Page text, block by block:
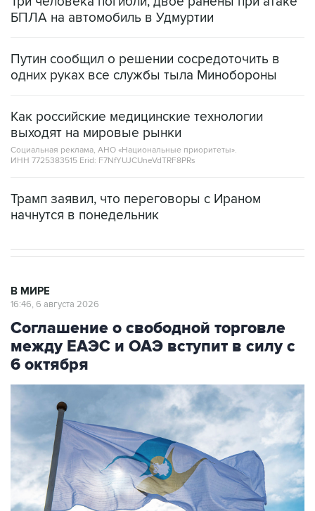
БПЛА на автомобиль в Удмуртии
Путин сообщил о решении сосредоточить в
одних руках все службы тыла Минобороны
Как российские медицинские технологии
выходят на мировые рынки
Социальная реклама, АНО «Национальные приоритеты».
ИНН 7725383515 Erid: F7NfYUJCUneVdTRF8PRs
Трамп заявил, что переговоры с Ираном
начнутся в понедельник
В МИРЕ
16:46, 6 августа 2026
Соглашение о свободной торговле
между ЕАЭС и ОАЭ вступит в силу с
6 октября